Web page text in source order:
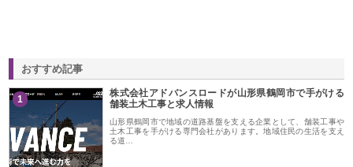
おすすめ記事
1
株式会社アドバンスロードが山形県鶴岡市で手がける
舗装土木工事と求人情報
山形県鶴岡市で地域の道路基盤を支える企業として、舗装工事や
土木工事を手がける専門会社があります。地域住民の生活を支え
る道…